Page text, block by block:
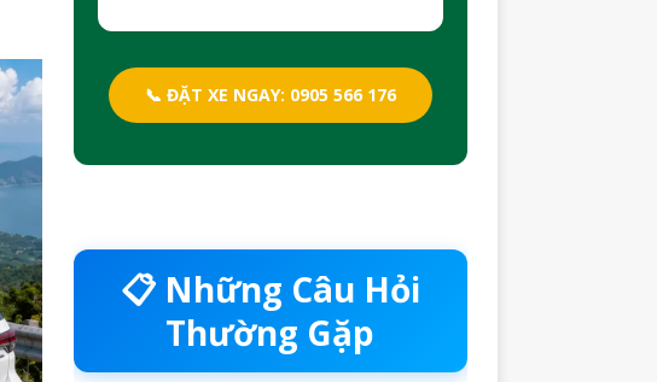
📞 ĐẶT XE NGAY: 0905 566 176
📋 Những Câu Hỏi
Thường Gặp